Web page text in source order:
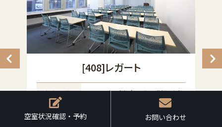
空室状況確認・予約 お問い合わせ
空室状況確認・予約 お問い合わせ
[408]レガート
収容人数 〜50名（座席48名+講師2名）
価格 8,800円/1時間